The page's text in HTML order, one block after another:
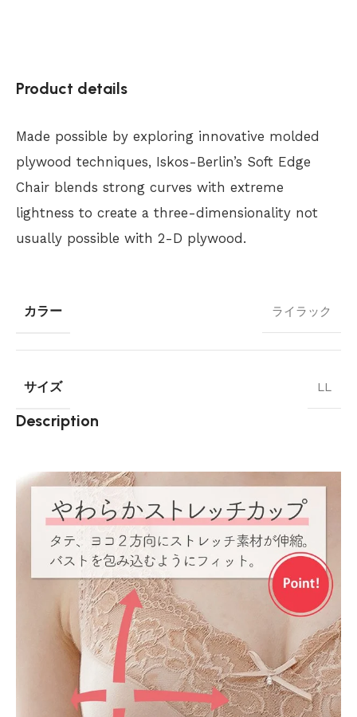
Product details
Made possible by exploring innovative molded
plywood techniques, Iskos-Berlin’s Soft Edge
Chair blends strong curves with extreme
lightness to create a three-dimensionality not
usually possible with 2-D plywood.
カラー ライラック
サイズ LL
Description